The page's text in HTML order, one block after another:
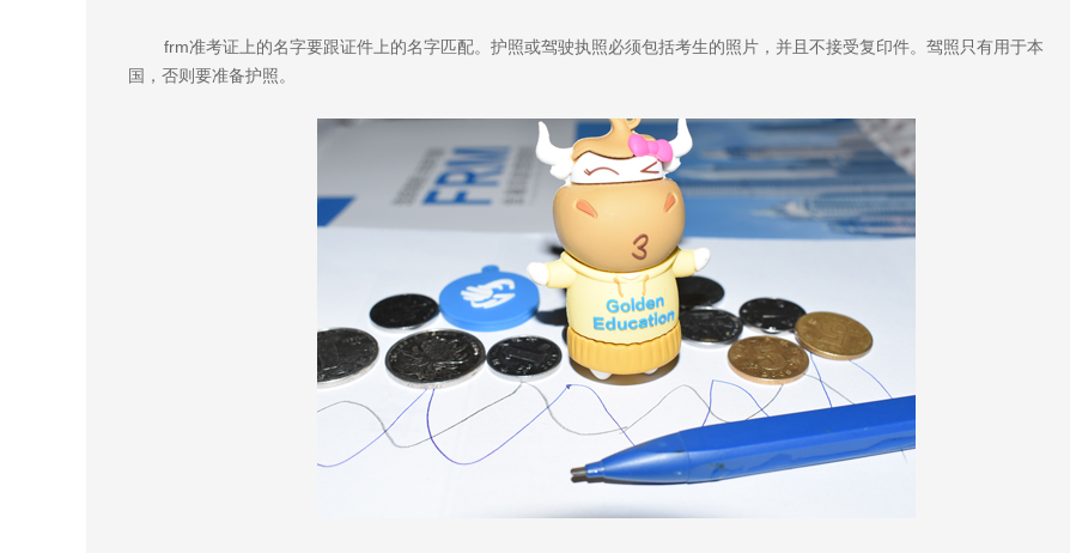
frm准考证上的名字要跟证件上的名字匹配。护照或驾驶执照必须包括考生的照片，并且不接受复印件。驾照只有用于本
国，否则要准备护照。